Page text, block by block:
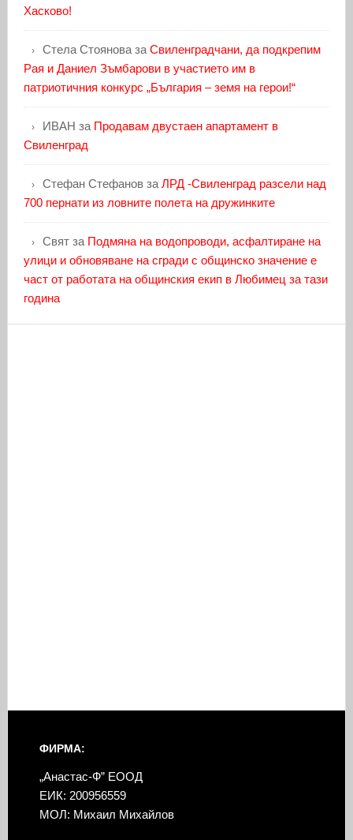
Хасково!
Стела Стояноваза Свиленградчани, да подкрепим
Рая и Даниел Зъмбарови в участието им в
патриотичния конкурс „България – земя на герои!“
ИВАН за Продавам двустаен апартамент в
Свиленград
Стефан Стефановза ЛРД -Свиленград разсели над
700 пернати из ловните полета на дружинките
Святза Подмяна на водопроводи, асфалтиране на
улици и обновяване на сгради с общинско значение е
част от работата на общинския екип в Любимец за тази
година
ФИРМА:
„Анастас-Ф” ЕООД
ЕИК: 200956559
МОЛ: Михаил Михайлов